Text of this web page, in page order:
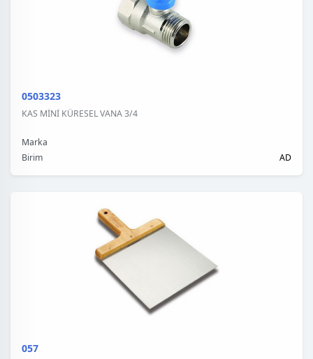
0503323
KAS MİNİ KÜRESEL VANA 3/4
Marka
Birim
AD
057